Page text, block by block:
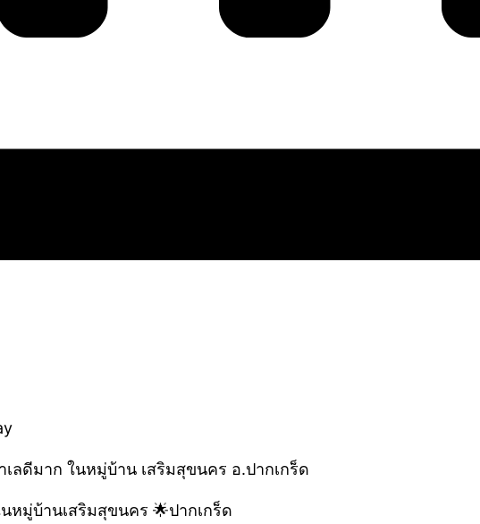
ลดีมาก ในหมู่บ้าน เสริมสุขนคร อ.ปากเกร็ด
หมู่บ้านเสริมสุขนคร 🌟ปากเกร็ด